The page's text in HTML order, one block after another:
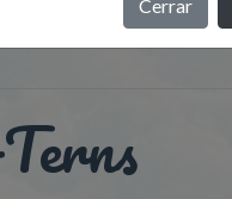
Cerrar